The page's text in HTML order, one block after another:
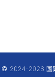
2024-2026 国